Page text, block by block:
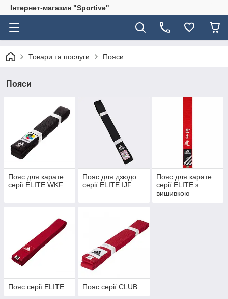
Інтернет-магазин "Sportive"
Товари та послуги Пояси
Пояси
Пояс для карате
серії ELITE WKF
Пояс для дзюдо
серії ELITE IJF
Пояс для карате
серії ELITE з
вишивкою
Пояс серії ELITE Пояс серії CLUB